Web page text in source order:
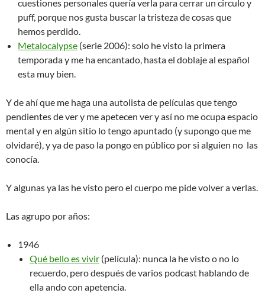
cuestiones personales quería verla para cerrar un circulo y
puff, porque nos gusta buscar la tristeza de cosas que
hemos perdido.
Metalocalypse (serie 2006): solo he visto la primera
temporada y me ha encantado, hasta el doblaje al español
esta muy bien.
Y de ahí que me haga una autolista de películas que tengo
pendientes de ver y me apetecen ver y así no me ocupa espacio
mental y en algún sitio lo tengo apuntado (y supongo que me
olvidaré), y ya de paso la pongo en público por si alguien no las
conocía.
Y algunas ya las he visto pero el cuerpo me pide volver a verlas.
Las agrupo por años:
1946
Qué bello es vivir (película): nunca la he visto o no lo
recuerdo, pero después de varios podcast hablando de
ella ando con apetencia.